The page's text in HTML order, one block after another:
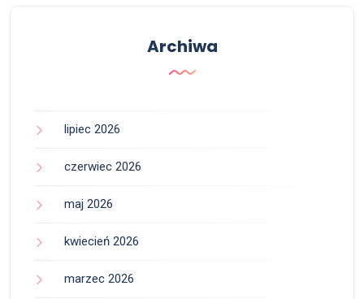
Archiwa
lipiec 2026
czerwiec 2026
maj 2026
kwiecień 2026
marzec 2026